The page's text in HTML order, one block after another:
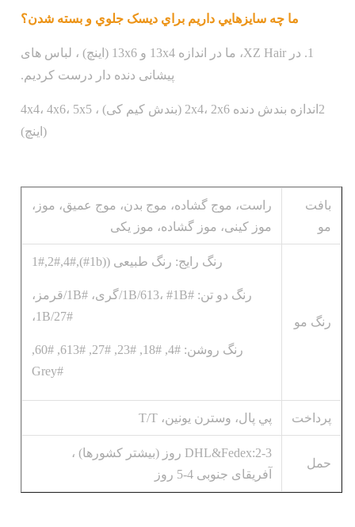
ما چه سايزهايي داريم براي ديسک جلوي و بسته شدن؟
1. در XZ Hair، ما در اندازه 13x4 و 13x6 (اینچ) ، لباس های
پیشانی دنده دار درست کردیم.
2اندازه بندش دنده 2x4، 2x6 (بندش کیم کی) ، 4x4، 4x6، 5x5
(اینچ)
بافت
مو
راست، موج گشاده، موج بدن، موج عمیق، موز،
موز کینی، موز گشاده، موز یکی
رنگ مو
رنگ رایج: رنگ طبیعی ((1b#),1#,2#,4#
رنگ دو تن: #1B/613، #1B/گری، #1B/قرمز،
#1B/27،
رنگ روشن: #4, #18, #23, #27, #613, #60,
#Grey
پرداخت پي پال، وسترن يونين، T/T
حمل
DHL&Fedex:2-3 روز (بیشتر کشورها) ،
آفریقای جنوبی 4-5 روز